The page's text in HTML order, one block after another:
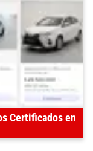
Certificados en